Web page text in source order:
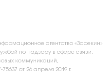
агентство «Засекин»
по надзору в сфере связи,
коммуникаций,
от 26 апреля 2019 г.